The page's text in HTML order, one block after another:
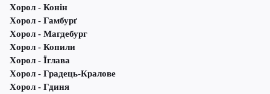
Хорол - Конін
Хорол - Гамбурґ
Хорол - Магдебург
Хорол - Копили
Хорол - Їглава
Хорол - Градець-Кралове
Хорол - Гдиня